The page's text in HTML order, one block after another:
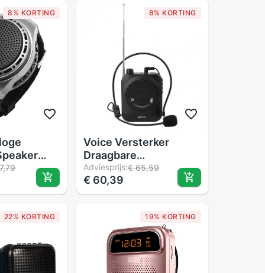
8% KORTING
FM
LED
8% KORTING
Voice Versterker
Draagbare
Professionele Leraar
Microfoon Megafoon
met FM Herhalen en
voor Coaches Gidsen
Adviesprijs:€ 65,59
€ 60,39
22% KORTING 19% KORTING